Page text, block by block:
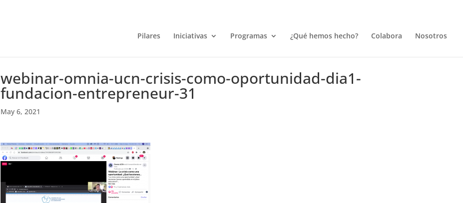
Pilares Iniciativas Programas ¿Qué hemos hecho? Colabora Nosotros
webinar-omnia-ucn-crisis-como-oportunidad-dia1-
fundacion-entrepreneur-31
May 6, 2021